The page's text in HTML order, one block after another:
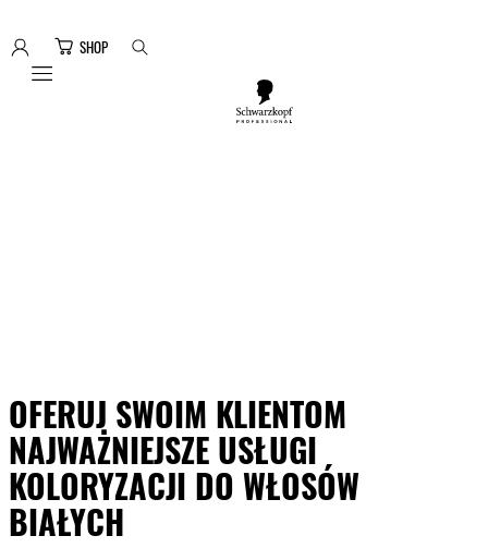
Mobile navigation
SHOP
OFERUJ SWOIM KLIENTOM
NAJWAŻNIEJSZE USŁUGI
KOLORYZACJI DO WŁOSÓW
BIAŁYCH